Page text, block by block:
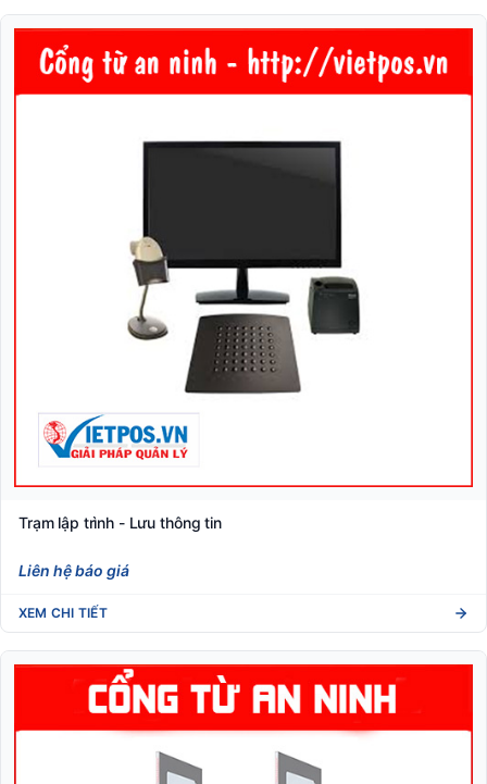
Trạm lập trình - Lưu thông tin
Liên hệ báo giá
XEM CHI TIẾT